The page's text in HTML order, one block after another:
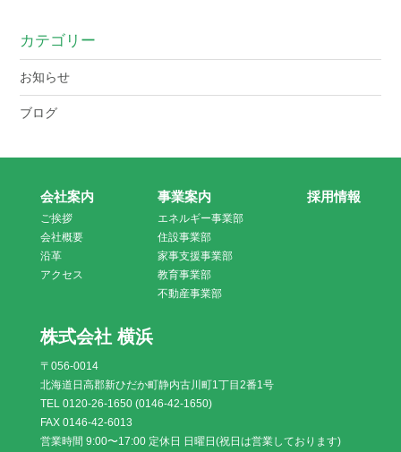
カテゴリー
お知らせ
ブログ
株式会社 横浜
〒056-0014
北海道日高郡新ひだか町静内古川町1丁目2番1号
TEL 0120-26-1650 (0146-42-1650)
FAX 0146-42-6013
営業時間 9:00〜17:00 定休日 日曜日(祝日は営業しております)
会社案内
ご挨拶
会社概要
沿革
アクセス
事業案内
エネルギー事業部
住設事業部
家事支援事業部
教育事業部
不動産事業部
採用情報